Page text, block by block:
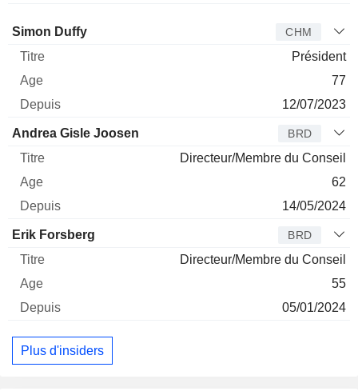
Administrateur
Simon Duffy CHM
Président
77
12/07/2023
Andrea Gisle Joosen BRD
Directeur/Membre du Conseil
62
14/05/2024
Erik Forsberg BRD
Directeur/Membre du Conseil
55
05/01/2024
Plus d'insiders